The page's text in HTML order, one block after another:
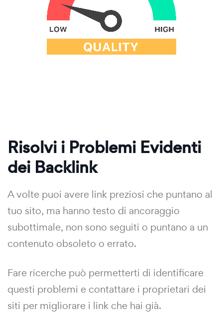
Risolvi i Problemi Evidenti
dei Backlink
A volte puoi avere link preziosi che puntano al
tuo sito, ma hanno testo di ancoraggio
subottimale, non sono seguiti o puntano a un
contenuto obsoleto o errato.
Fare ricerche può permetterti di identificare
questi problemi e contattare i proprietari dei
siti per migliorare i link che hai già.